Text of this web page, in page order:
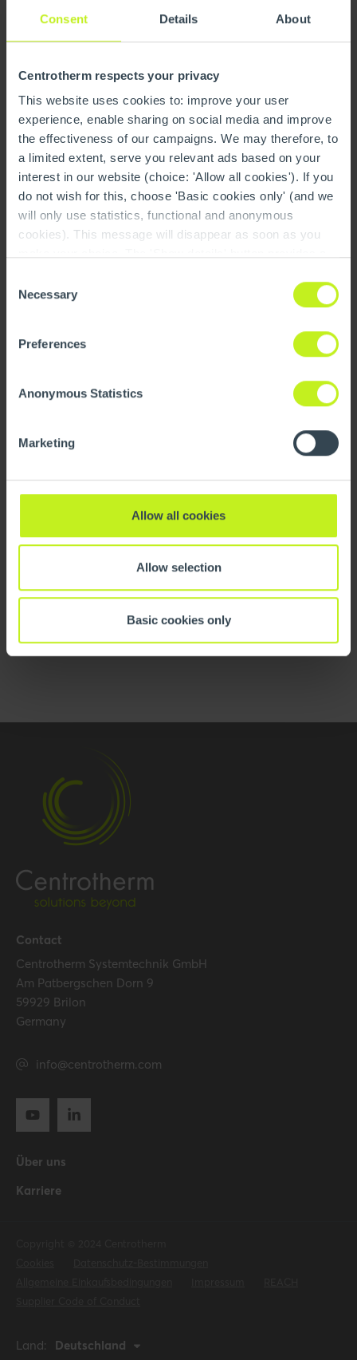
Consent Details About
Centrotherm respects your privacy
This website uses cookies to: improve your user
experience, enable sharing on social media and improve
the effectiveness of our campaigns. We may therefore, to
a limited extent, serve you relevant ads based on your
interest in our website (choice: 'Allow all cookies'). If you
do not wish for this, choose 'Basic cookies only' (and we
will only use statistics, functional and anonymous
cookies). This message will disappear as soon as you
information on our cookie policy page.
On this page you
Selection
Necessary
Preferences
Anonymous Statistics
Marketing
Allow all cookies
Allow selection
Basic cookies only
„Im Namen des ganzen Centrotherm Teams bedanken
auch wir uns nochmals ganz herzlich bei Ihnen und dem
die außergewöhnlich gute Zusammenarbeit! Es war uns
eine große Ehre, den Global Supplier Award im Rahmen
dieser faszinierenden Veranstaltung entgegennehmen zu
dürfen. Diese Auszeichnung ist für uns alle eine große
Motivation, daran anzuknüpfen.“
Teilen auf:
Contact
Centrotherm Systemtechnik GmbH
Am Patbergschen Dorn 9
59929 Brilon
Germany
info@centrotherm.com
Über uns
Karriere
Land: Deutschland